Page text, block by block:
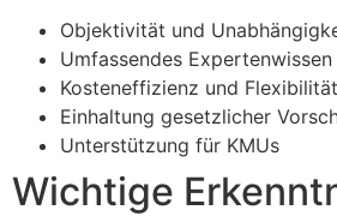
Objektivität und
Umfassendes Expertenwissen
Kosteneffizienz und Flexibilität
Einhaltung gesetzlicher
Unterstützung für KMUs
Wichtige